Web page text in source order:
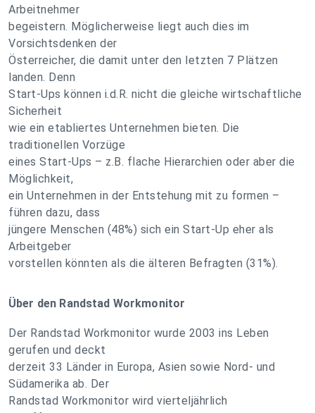
Arbeitnehmer
begeistern. Möglicherweise liegt auch dies im
Vorsichtsdenken der
Österreicher, die damit unter den letzten 7 Plätzen
landen. Denn
Start-Ups können i.d.R. nicht die gleiche wirtschaftliche
Sicherheit
wie ein etabliertes Unternehmen bieten. Die
traditionellen Vorzüge
eines Start-Ups – z.B. flache Hierarchien oder aber die
Möglichkeit,
ein Unternehmen in der Entstehung mit zu formen –
führen dazu, dass
jüngere Menschen (48%) sich ein Start-Up eher als
Arbeitgeber
vorstellen könnten als die älteren Befragten (31%).
Über den Randstad Workmonitor
Der Randstad Workmonitor wurde 2003 ins Leben
gerufen und deckt
derzeit 33 Länder in Europa, Asien sowie Nord- und
Südamerika ab. Der
Randstad Workmonitor wird vierteljährlich